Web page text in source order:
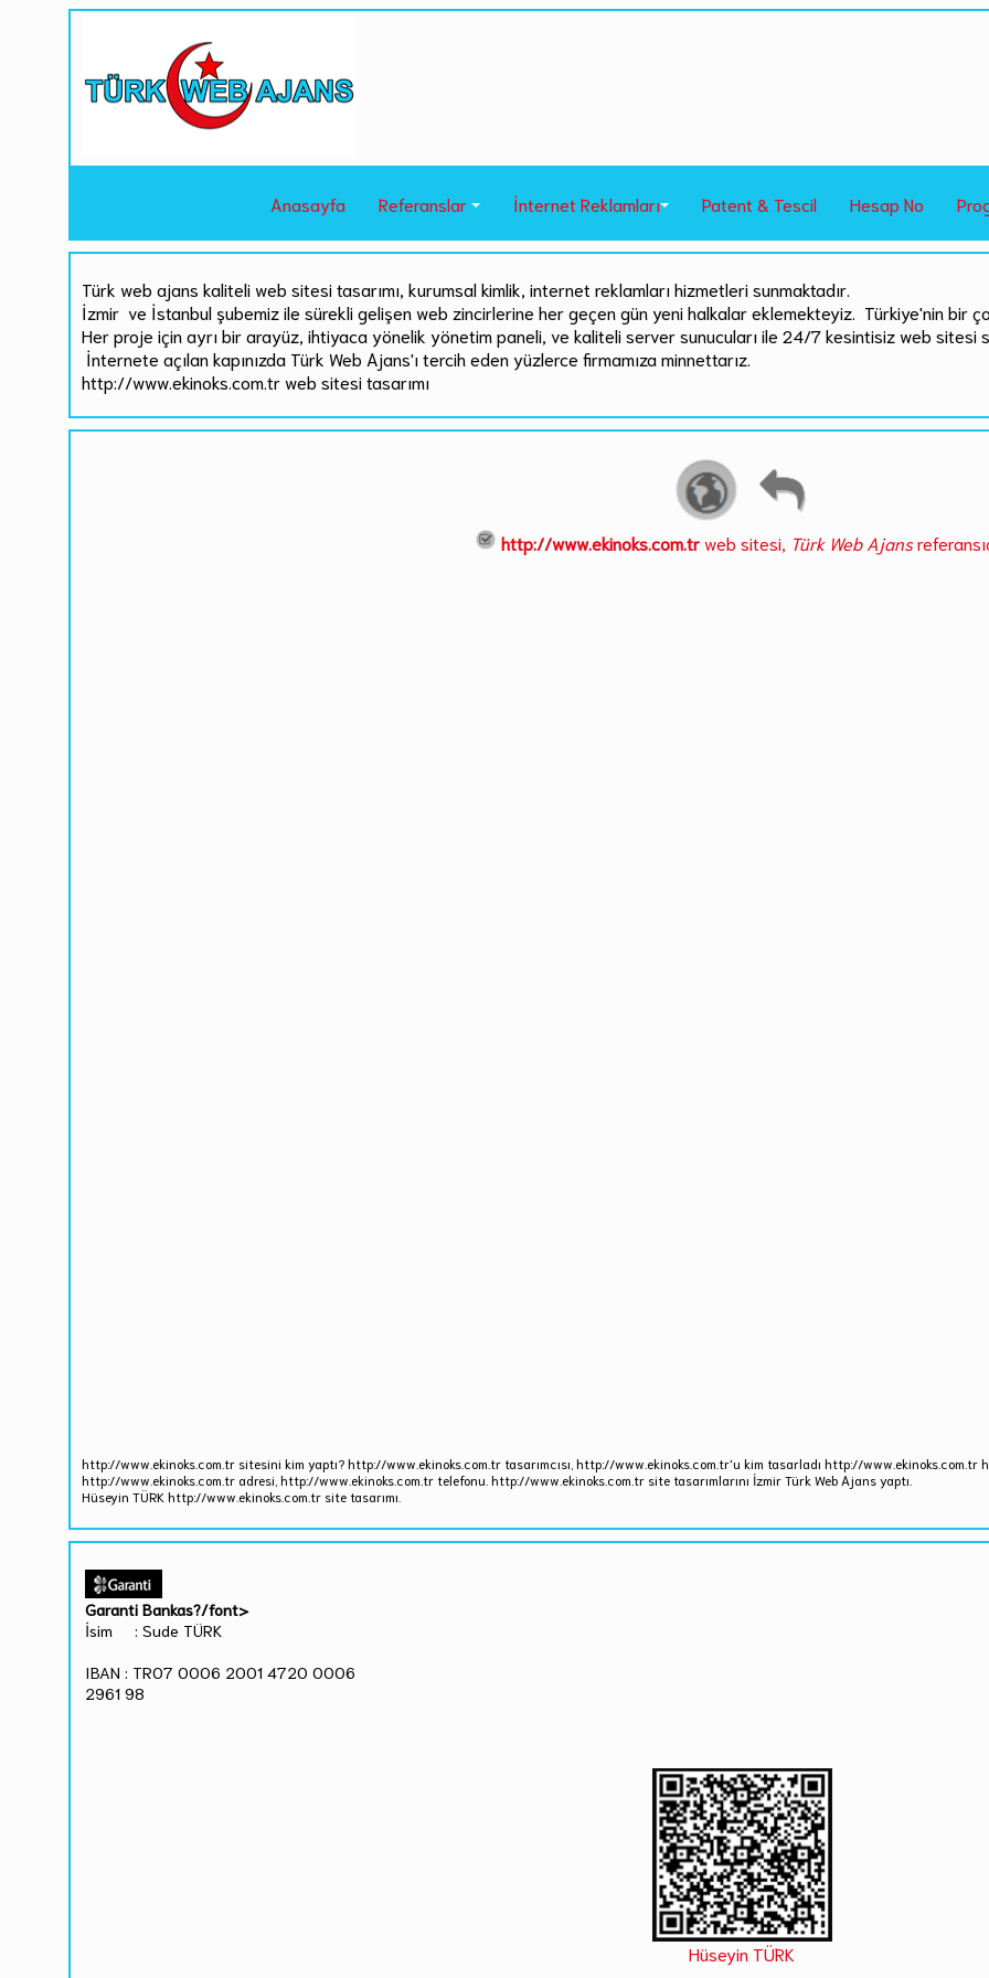
Anasayfa Referanslar İnternet Reklamları Patent & Tescil Hesap No
Türk web ajans kaliteli web sitesi tasarımı, kurumsal kimlik, internet reklamları hizmetleri sunmaktadır.
İzmir ve İstanbul şubemiz ile sürekli gelişen web zincirlerine her geçen gün yeni halkalar eklemekteyiz. Türkiye'nin bir
Her proje için ayrı bir arayüz, ihtiyaca yönelik yönetim paneli, ve kaliteli server sunucuları ile 24/7 kesintisiz web sitesi
İnternete açılan kapınızda Türk Web Ajans'ı tercih eden yüzlerce firmamıza minnettarız.
http://www.ekinoks.com.tr web sitesi tasarımı
http://www.ekinoks.com.trweb sitesi, Türk Web Ajans
http://www.ekinoks.com.tr sitesini kim yaptı? http://www.ekinoks.com.tr tasarımcısı, http://www.ekinoks.com.tr'u kim tasarladı http://
http://www.ekinoks.com.tr adresi, http://www.ekinoks.com.tr telefonu. http://www.ekinoks.com.tr site tasarımlarını İzmir Türk Web Ajans yaptı.
Hüseyin TÜRK http://www.ekinoks.com.tr site tasarımı.
Garanti Bankas?/font>
İsim : Sude TÜRK
IBAN : TR07 0006 2001 4720 0006
2961 98
Hüseyin TÜRK